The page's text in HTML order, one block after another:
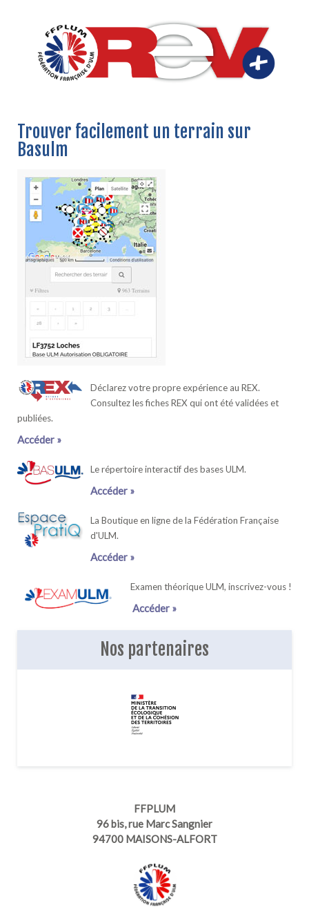
Trouver facilement un terrain sur
Basulm
Déclarez votre propre expérience au REX.
Consultez les fiches REX qui ont été validées et
publiées.
Accéder »
Le répertoire interactif des bases ULM.
Accéder »
La Boutique en ligne de la Fédération Française
d'ULM.
Accéder »
Examen théorique ULM, inscrivez-vous !
Accéder »
Nos partenaires
FFPLUM
96 bis, rue Marc Sangnier
94700 MAISONS-ALFORT